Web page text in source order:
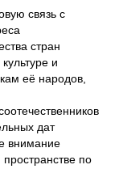
связь с
стран
и
её народов,
дат
внимание
по